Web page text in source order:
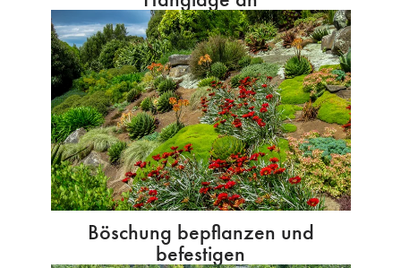
Böschung bepflanzen und
befestigen